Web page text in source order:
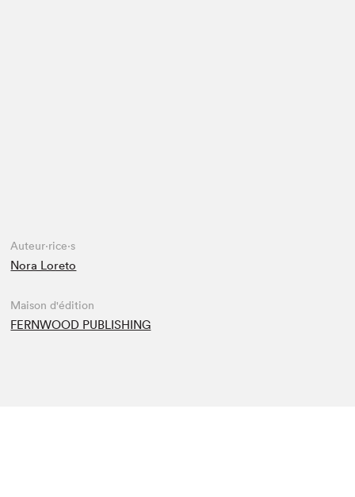
Auteur·rice·s
Nora Loreto
Maison d'édition
FERNWOOD PUBLISHING